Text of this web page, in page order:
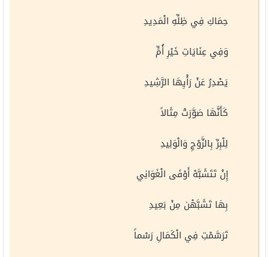
حِمَاكِ فِي ظِلِّهِ الْمَدِيدِ
وَفِي عِنَايَاتِ خَيْرِ أُمٍّ
يَصْدِرُ عَنْ رَأْيِهَا الرَّشِيدِ
كَأَنَّهَا صَوَّرَتْ مِثَالاً
لِلْبِرِّ بِالزَّوْجِ وَالْوَلِيدِ
إِنْ تَتَشَبَّهْ أَوْفَى الْغَوَانِي
بِهَا تَشَبَّهْن مِنْ بَعِيدِ
تَرَسَّمْتِ فِي الْكَمَالِ رَسْماً